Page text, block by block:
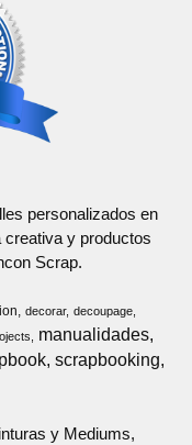
personalizados en
y productos
Scrap.
decorar
decoupage
manualidades
scrapbooking
y Mediums